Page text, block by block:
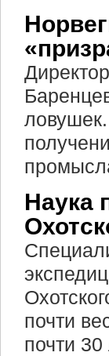
Наука
почти
почти 30